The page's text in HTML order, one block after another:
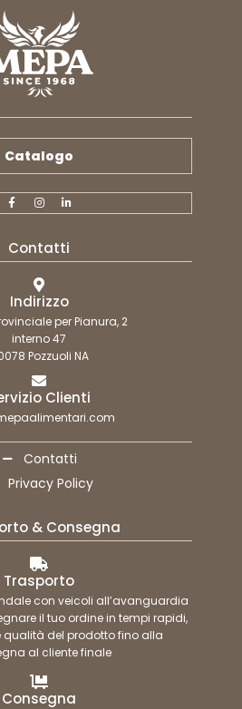
Catalogo
Contatti
Indirizzo
per Pianura, 2
interno 47
Pozzuoli NA
Clienti
Contatti
Privacy Policy
& Consegna
Trasporto
con veicoli all’avanguardia
il tuo ordine in tempi rapidi,
qualità del prodotto fino alla
al cliente finale
Consegna